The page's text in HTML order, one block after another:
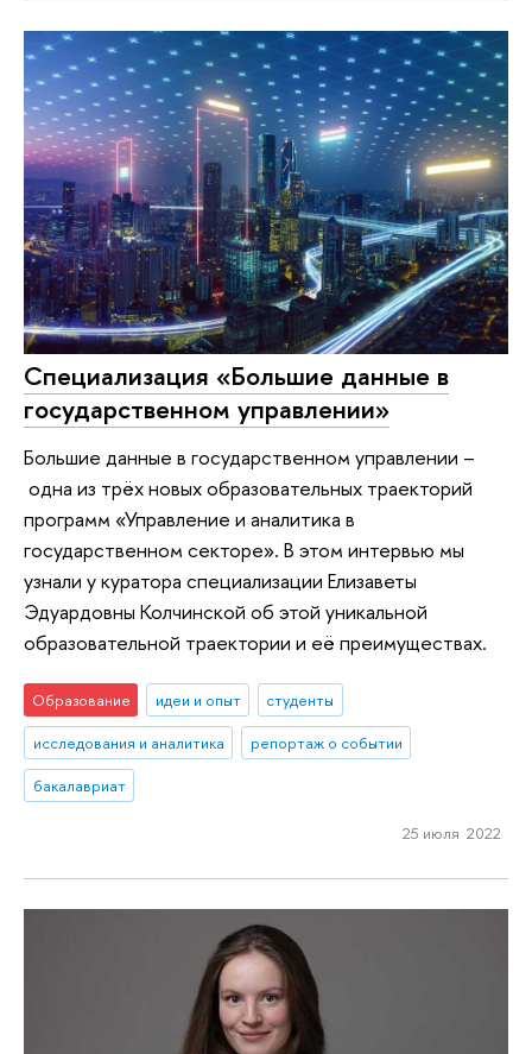
Специализация «Большие данные в
государственном управлении»
Большие данные в государственном управлении –
одна из трёх новых образовательных траекторий
программ «Управление и аналитика в
государственном секторе». В этом интервью мы
узнали у куратора специализации Елизаветы
Эдуардовны Колчинской об этой уникальной
образовательной траектории и её преимуществах.
Образование идеи и опыт
студенты
исследования и аналитика
репортаж о событии
бакалавриат
25 июля 2022